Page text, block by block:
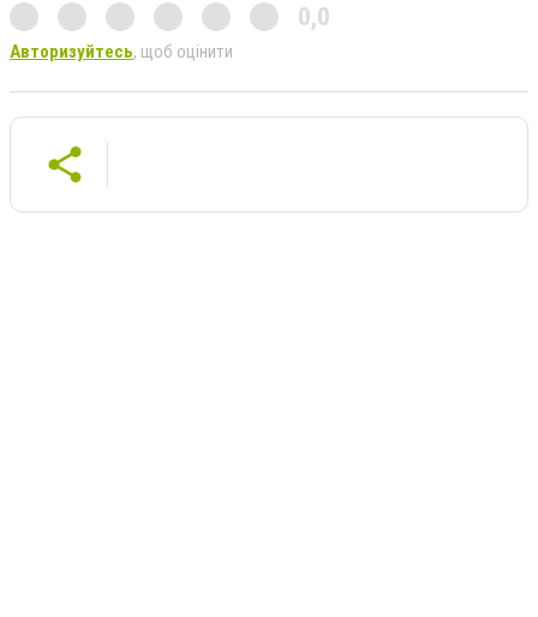
0,0
Авторизуйтесь, щоб оцінити